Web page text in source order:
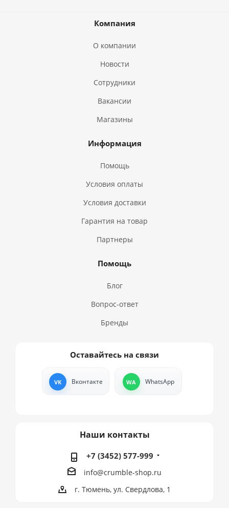
Компания
О компании
Новости
Сотрудники
Вакансии
Магазины
Информация
Помощь
Условия оплаты
Условия доставки
Гарантия на товар
Партнеры
Помощь
Блог
Вопрос-ответ
Бренды
Оставайтесь на связи
Вконтакте WhatsApp
Наши контакты
+7 (3452) 577-999
info@crumble-shop.ru
г. Тюмень, ул. Свердлова, 1